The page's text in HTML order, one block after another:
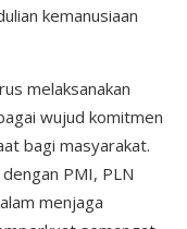
kemanusiaan
melaksanakan
wujud komitmen
bagi masyarakat.
PMI, PLN
menjaga